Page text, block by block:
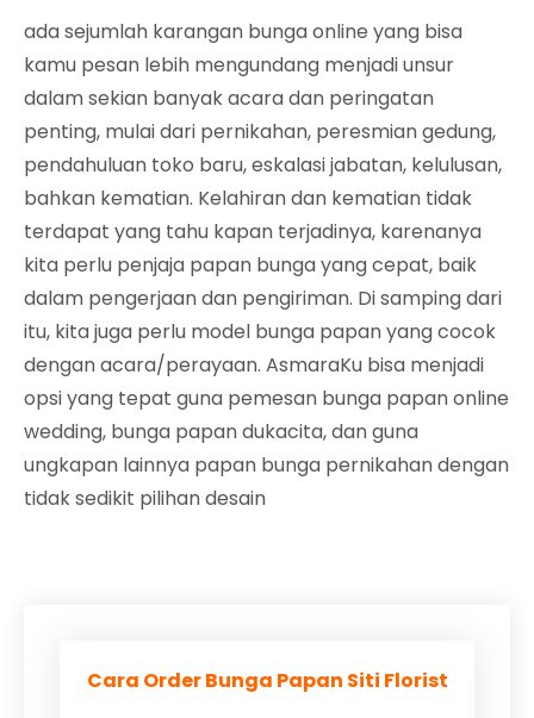
ada sejumlah karangan bunga online yang bisa
kamu pesan lebih mengundang menjadi unsur
dalam sekian banyak acara dan peringatan
penting, mulai dari pernikahan, peresmian gedung,
pendahuluan toko baru, eskalasi jabatan, kelulusan,
bahkan kematian. Kelahiran dan kematian tidak
terdapat yang tahu kapan terjadinya, karenanya
kita perlu penjaja papan bunga yang cepat, baik
dalam pengerjaan dan pengiriman. Di samping dari
itu, kita juga perlu model bunga papan yang cocok
dengan acara/perayaan. AsmaraKu bisa menjadi
opsi yang tepat guna pemesan bunga papan online
wedding, bunga papan dukacita, dan guna
ungkapan lainnya papan bunga pernikahan dengan
tidak sedikit pilihan desain
Cara Order Bunga Papan Siti Florist